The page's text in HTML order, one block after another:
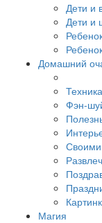
Дети и
Дети и
Домашний
Фэн-
Магия